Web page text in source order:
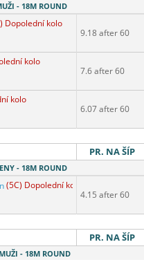
- 18M ROUND
Dopolední kolo
9.18 after 60
kolo
7.6 after 60
kolo
6.07 after 60
PR. NA ŠÍP
- 18M ROUND
(5C) Dopolední kolo
4.15 after 60
PR. NA ŠÍP
- 18M ROUND